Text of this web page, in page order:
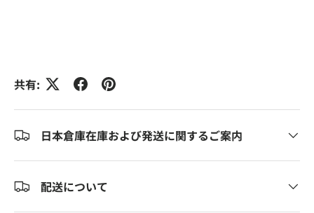
共有:
日本倉庫在庫および発送に関するご案内
配送について